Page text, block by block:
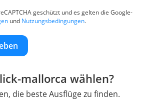
geschützt und es gelten die Google-
und Nutzungsbedingungen.
mallorca wählen?
die beste Ausflüge zu finden.